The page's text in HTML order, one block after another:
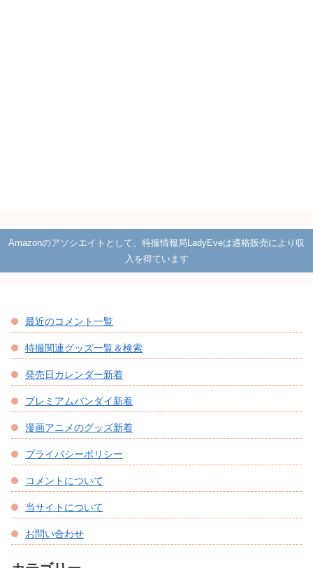
Amazonのアソシエイトとして、特撮情報局LadyEveは適格販売により収
入を得ています
最近のコメント一覧
特撮関連グッズ一覧＆検索
発売日カレンダー新着
プレミアムバンダイ新着
漫画アニメのグッズ新着
プライバシーポリシー
コメントについて
当サイトについて
お問い合わせ